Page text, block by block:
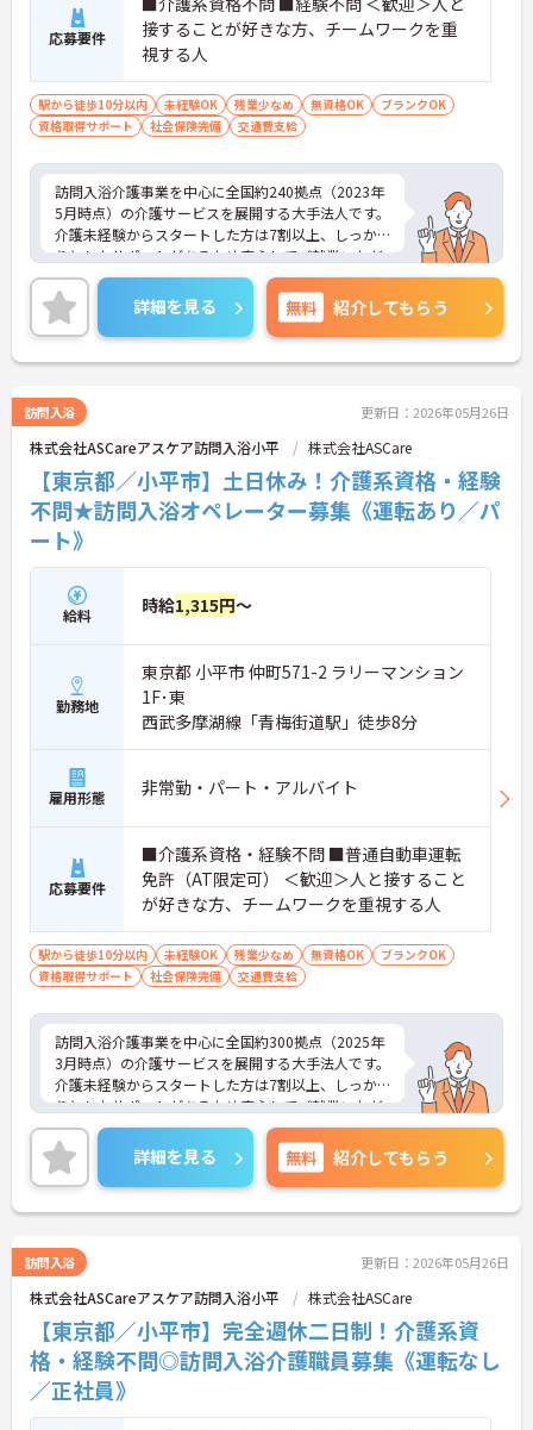
応募要件
接することが好きな方、チームワークを重
視する人
駅から徒歩10分以内 未経験OK 残業少なめ 無資格OK
ブランクOK
資格取得サポート
社会保険完備 交通費支給
訪問入浴介護事業を中心に全国約240拠点（2023年
5月時点）の介護サービスを展開する大手法人です。
介護未経験からスタートした方は7割以上、しっか
りとしたサポートがあるため安心してご就業いただ
けます。お風呂に入れなくて困っている方に、手を
差し伸べてあげられるとてもやりがいのあるお仕事
です。ご興味ある方には、面接対策ポイントなど、
さらに詳細をお話しいたしますのでお気軽にご相談
ください！
詳細を見る 無料 紹介してもらう
訪問入浴 更新日：2026年05月26日
株式会社ASCareアスケア訪問入浴小平 株式会社ASCare
【東京都／小平市】土日休み！介護系資格・経験
不問★訪問入浴オペレーター募集《運転あり／パ
ート》
給料 時給1,315円～
勤務地
東京都 小平市 仲町571-2 ラリーマンション
1F･東
西武多摩湖線「青梅街道駅」徒歩8分
雇用形態 非常勤・パート・アルバイト
応募要件
■介護系資格・経験不問 ■普通自動車運転
免許（AT限定可） ＜歓迎＞人と接すること
が好きな方、チームワークを重視する人
駅から徒歩10分以内 未経験OK 残業少なめ 無資格OK
ブランクOK
資格取得サポート
社会保険完備 交通費支給
訪問入浴介護事業を中心に全国約300拠点（2025年
3月時点）の介護サービスを展開する大手法人です。
介護未経験からスタートした方は7割以上、しっか
りとしたサポートがあるため安心してご就業いただ
けます。お風呂に入れなくて困っている方に、手を
差し伸べてあげられるとてもやりがいのあるお仕事
です。ご興味ある方には、面接対策ポイントなど、
さらに詳細をお話しいたしますのでお気軽にご相談
ください！
詳細を見る 無料 紹介してもらう
訪問入浴 更新日：2026年05月26日
株式会社ASCareアスケア訪問入浴小平 株式会社ASCare
【東京都／小平市】完全週休二日制！介護系資
格・経験不問◎訪問入浴介護職員募集《運転なし
／正社員》